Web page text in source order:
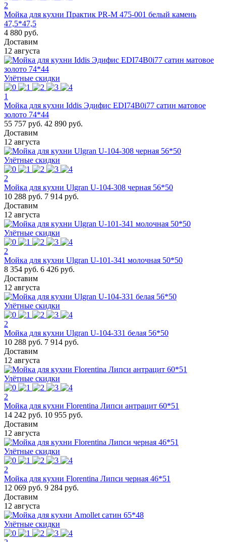
2
Мойка для кухни Практик PR-M 475-001 белый камень
47,5*47,5
4 880 руб.
Доставим
12 августа
Улётные скидки
1
Мойка для кухни Iddis Эдифис EDI74B0i77 сатин матовое
золото 74*44
55 757 руб. 42 890 руб.
Доставим
12 августа
Улётные скидки
2
Мойка для кухни Ulgran U-104-308 черная 56*50
10 288 руб. 7 914 руб.
Доставим
12 августа
Улётные скидки
2
Мойка для кухни Ulgran U-101-341 молочная 50*50
8 354 руб. 6 426 руб.
Доставим
12 августа
Улётные скидки
2
Мойка для кухни Ulgran U-104-331 белая 56*50
10 288 руб. 7 914 руб.
Доставим
12 августа
Улётные скидки
2
Мойка для кухни Florentina Липси антрацит 60*51
14 242 руб. 10 955 руб.
Доставим
12 августа
Улётные скидки
2
Мойка для кухни Florentina Липси черная 46*51
12 069 руб. 9 284 руб.
Доставим
12 августа
Улётные скидки